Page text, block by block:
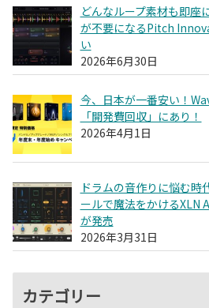
どんなループ素材も即座
が不要になるPitch
い
2026年6月30日
今、日本が一番安い！
「開発費回収」にあり！
2026年4月1日
ドラムの音作りに悩む時
ールで魔法をかける
が発売
2026年3月31日
カテゴリー